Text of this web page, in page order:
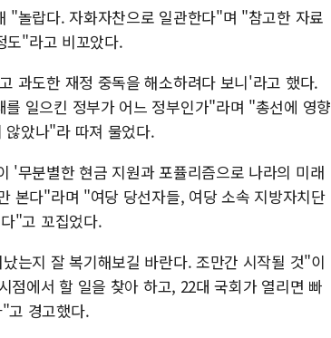
"놀랍다. 자화자찬으로 일관한다"며 "참고한 자료
도"라고 비꼬았다.
과도한 재정 중독을 해소하려다 보니'라고 했다.
일으킨 정부가 어느 정부인가"라며 "총선에 영향
않았나"라 따져 물었다.
'무분별한 현금 지원과 포퓰리즘으로 나라의 미래
본다"라며 "여당 당선자들, 여당 소속 지방자치단
"고 꼬집었다.
는지 잘 복기해보길 바란다. 조만간 시작될 것"이
에서 할 일을 찾아 하고, 22대 국회가 열리면 빠
고 경고했다.